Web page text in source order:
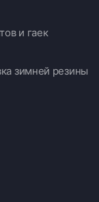
и гаек
зимней резины